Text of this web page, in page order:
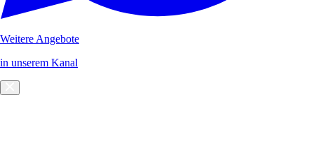
Weitere Angebote
in unserem Kanal